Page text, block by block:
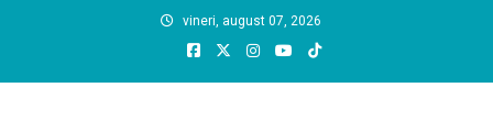
vineri, august 07, 2026